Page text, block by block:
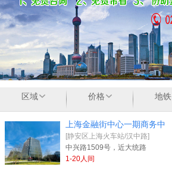
区域 价格 地铁
上海金融街中心一期商务中
[静安区上海火车站/汉中路]
中兴路1509号，近大统路
1-20人间